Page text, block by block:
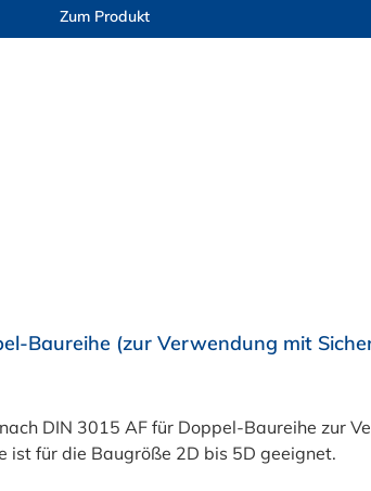
Zum Produkt
Baureihe (zur Verwendung mit
DIN 3015 AF für Doppel-Baureihe zur
ist für die Baugröße 2D bis 5D geeignet.